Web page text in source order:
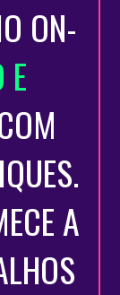
ON-
E
A